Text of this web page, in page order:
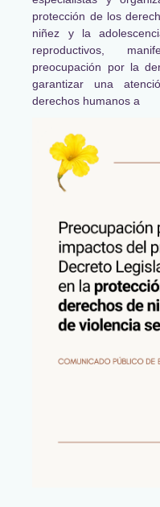
protección de los
niñez y la
reproductivos,
preocupación por la
garantizar una
derechos humanos a